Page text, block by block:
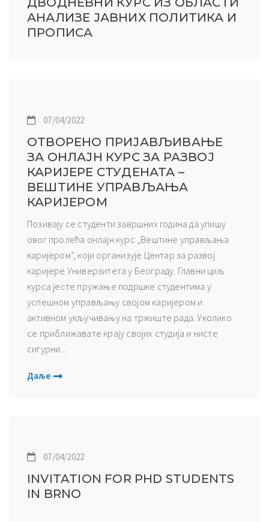
АНАЛИЗЕ ЈАВНИХ ПОЛИТИКА И
ПРОПИСА
07/04/2022
ОТВОРЕНО ПРИЈАВЉИВАЊЕ
ЗА ОНЛАЈН КУРС ЗА РАЗВОЈ
КАРИЈЕРЕ СТУДЕНАТА –
ВЕШТИНЕ УПРАВЉАЊА
КАРИЈЕРОМ
Позивају се студенти завршних година да упишу
овог пролећа онлајн курс „Вештине управљања
каријером”, који организује Центар за развој
каријере Универзитета у Београду. Главни циљ
курса јесте пружање подршке студентима у
успешном управљању својом каријером и
активном укључивању на тржиште рада. Уколико
се приближавате крају својих студија и нисте
сигурни...
Даље
07/04/2022
INVITATION FOR PHD STUDENTS
IN BRNO